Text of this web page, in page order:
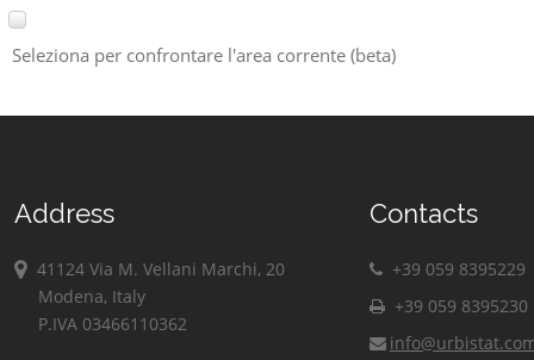
Seleziona per confrontare l'area corrente (beta)
Address
41124 Via M. Vellani Marchi, 20
Modena, Italy
P.IVA 03466110362
Contacts
+39 059 8395229
+39 059 8395230